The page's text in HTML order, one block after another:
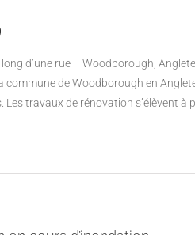
d’une rue – Woodborough,
de Woodborough en
travaux de rénovation s’élèvent à